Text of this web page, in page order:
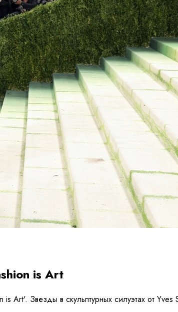
is Art
Art'. Звезды в скульптурных силуэтах от